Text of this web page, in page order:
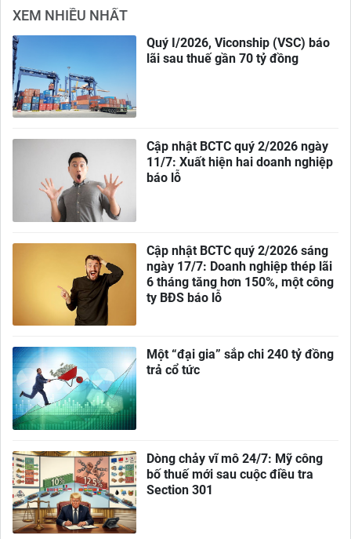
XEM NHIỀU NHẤT
Quý I/2026, Viconship (VSC) báo
lãi sau thuế gần 70 tỷ đồng
Cập nhật BCTC quý 2/2026 ngày
11/7: Xuất hiện hai doanh nghiệp
báo lỗ
Cập nhật BCTC quý 2/2026 sáng
ngày 17/7: Doanh nghiệp thép lãi
6 tháng tăng hơn 150%, một công
ty BĐS báo lỗ
Một “đại gia” sắp chi 240 tỷ đồng
trả cổ tức
Dòng chảy vĩ mô 24/7: Mỹ công
bố thuế mới sau cuộc điều tra
Section 301